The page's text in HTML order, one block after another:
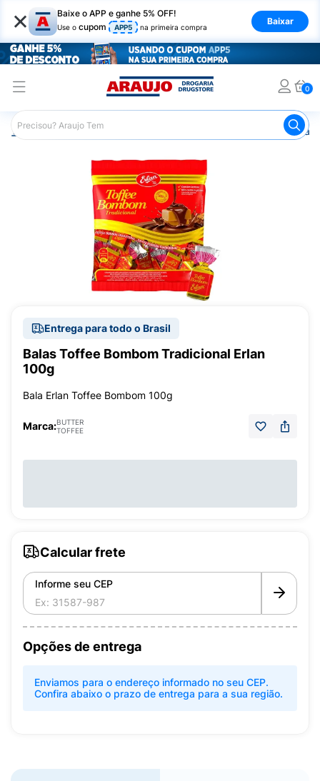
× Baixe o APP e ganhe 5% OFF!
Use o cupom APP5 na primeira compra
Baixar
0
Araujo Mercado
Entrega para todo o Brasil
Balas Toffee Bombom Tradicional Erlan
100g
Bala Erlan Toffee Bombom 100g
Marca:BUTTER
TOFFEE
Calcular frete
Informe seu CEP
Opções de entrega
Enviamos para o endereço informado no seu CEP.
Confira abaixo o prazo de entrega para a sua região.